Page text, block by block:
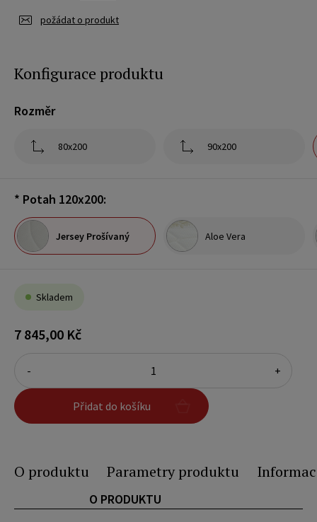
požádat o produkt
Konfigurace produktu
Rozměr
80x200 90x200
* Potah 120x200:
Jersey Prošívaný Aloe Vera
Skladem
7 845,00 Kč
- +
Přidat do košíku
O produktu Parametry produktu
O PRODUKTU